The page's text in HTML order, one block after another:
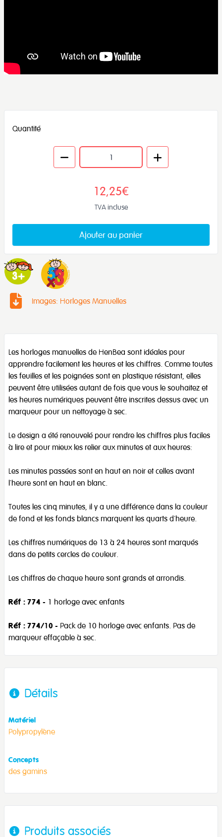
Quantité
12,25€
TVA incluse
Ajouter au panier
Images: Horloges Manuelles
Les horloges manuelles de HenBea sont idéales pour
apprendre facilement les heures et les chiffres. Comme toutes
les feuilles et les poignées sont en plastique résistant, elles
peuvent être utilisées autant de fois que vous le souhaitez et
les heures numériques peuvent être inscrites dessus avec un
marqueur pour un nettoyage à sec.
Le design a été renouvelé pour rendre les chiffres plus faciles
à lire et pour mieux les relier aux minutes et aux heures:
Les minutes passées sont en haut en noir et celles avant
l'heure sont en haut en blanc.
Toutes les cinq minutes, il y a une différence dans la couleur
de fond et les fonds blancs marquent les quarts d'heure.
Les chiffres numériques de 13 à 24 heures sont marqués
dans de petits cercles de couleur.
Les chiffres de chaque heure sont grands et arrondis.
Réf : 774 - 1 horloge avec enfants
Réf : 774/10 - Pack de 10 horloge avec enfants. Pas de
marqueur effaçable à sec.
Détails
Matériel
Polypropylène
Concepts
des gamins
Produits associés